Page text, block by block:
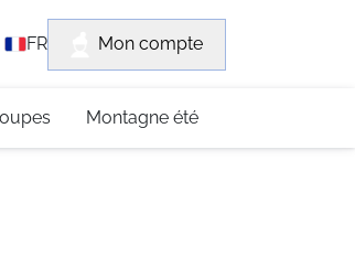
FR Mon compte
Montagne été